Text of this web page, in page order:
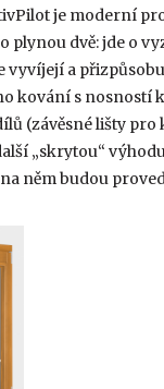
je moderní
plynou dvě: jde o
vyvíjejí a
kování s nosností
(závěsné lišty
„skrytou“
něm budou